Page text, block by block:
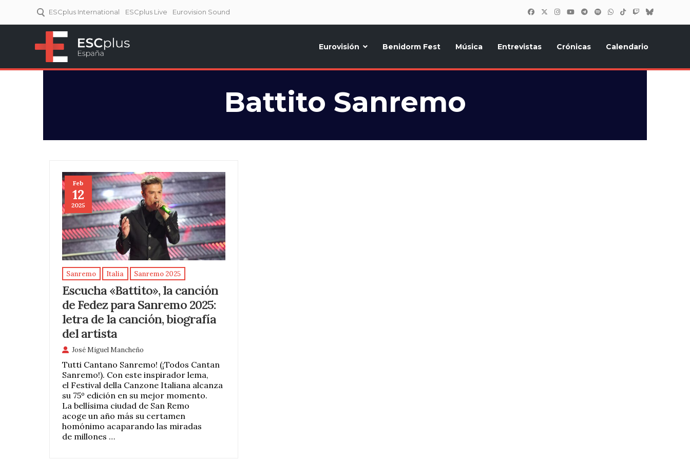
ESCplus International ESCplus Live Eurovision Sound
Eurovisión Benidorm Fest Música Entrevistas Crónicas Calendario
Battito Sanremo
Feb
12
2025
Sanremo Italia Sanremo 2025
Escucha «Battito», la canción
de Fedez para Sanremo 2025:
letra de la canción, biografía
del artista
José Miguel Mancheño
Tutti Cantano Sanremo! (¡Todos Cantan
Sanremo!). Con este inspirador lema,
el Festival della Canzone Italiana alcanza
su 75º edición en su mejor momento.
La bellísima ciudad de San Remo
acoge un año más su certamen
homónimo acaparando las miradas
de millones …